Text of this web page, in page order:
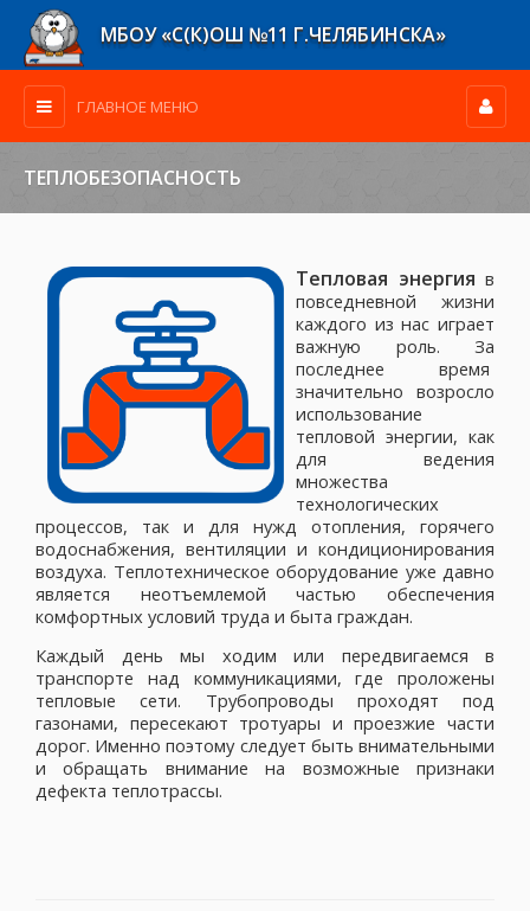
МБОУ «С(К)ОШ №11 Г.ЧЕЛЯБИНСКА»
ГЛАВНОЕ МЕНЮ
ТЕПЛОБЕЗОПАСНОСТЬ
Тепловая энергия в
повседневной жизни
каждого из нас играет
важную роль. За
последнее время
значительно возросло
использование
тепловой энергии, как
для ведения
множества
технологических
процессов, так и для нужд отопления, горячего
водоснабжения, вентиляции и кондиционирования
воздуха. Теплотехническое оборудование уже давно
является неотъемлемой частью обеспечения
комфортных условий труда и быта граждан.
Каждый день мы ходим или передвигаемся в
транспорте над коммуникациями, где проложены
тепловые сети. Трубопроводы проходят под
газонами, пересекают тротуары и проезжие части
дорог. Именно поэтому следует быть внимательными
и обращать внимание на возможные признаки
дефекта теплотрассы.